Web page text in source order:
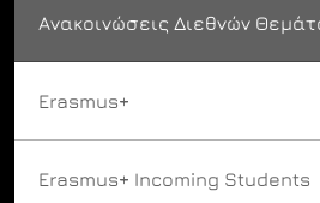
Ανακοινώσεις Διεθνών
Erasmus+
Erasmus+ Incoming Students